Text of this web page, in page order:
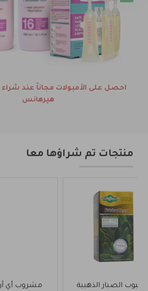
احصل على الأمبولات مجاناّ عند
هيرهانس
منتجات تم شراؤها معا
مشروب أي آر كولاجين
قهوة